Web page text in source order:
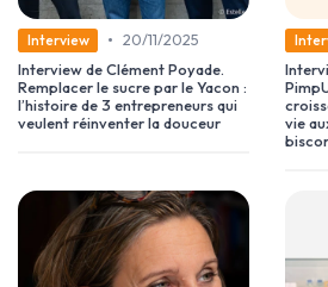
Interview • 20/11/2025
Interview de Clément Poyade.
Remplacer le sucre par le Yacon :
l’histoire de 3 entrepreneurs qui
veulent réinventer la douceur
vie